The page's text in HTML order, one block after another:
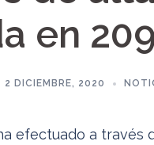
en
2 DICIEMBRE, 2020
efectuado a través